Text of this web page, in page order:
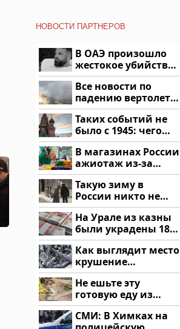
НОВОСТИ ПАРТНЕРОВ
В ОАЭ произошло
жестокое убийство
криптомиллионера
Все новости по
падению вертолета
на Кавказе: читать
здесь
Таких событий не
было с 1945: чего
ждать всем нам?
В магазинах России
ажиотаж из-за
этого продукта: что
купить?
Такую зиму в
России никто не
ждал: как так?!
На Урале из казны
были украдены 18
миллионов рублей
Как выглядит место
крушение
вертолета на
Кавказе: смотреть
Не ешьте эту
готовую еду из
магазина: список
СМИ: В Химках на